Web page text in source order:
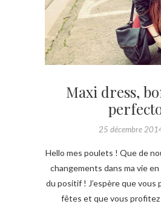
Maxi dress,
25 décembre
Hello mes poulets ! Que de
changements dans ma vie
du positif ! J’espère que vous
fêtes et que vous profitez